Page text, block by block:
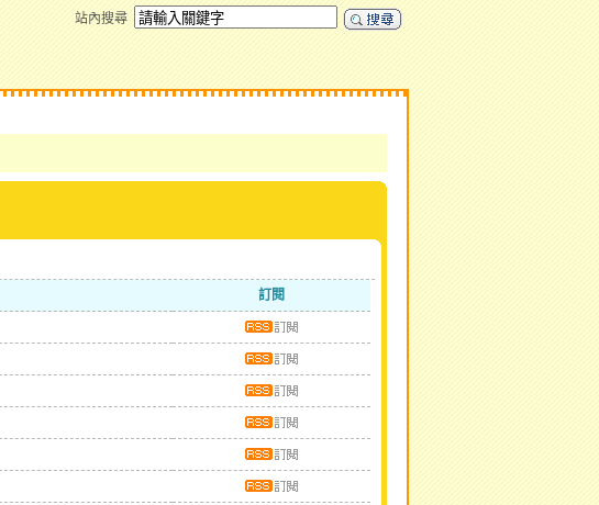
站內搜尋
訂閱